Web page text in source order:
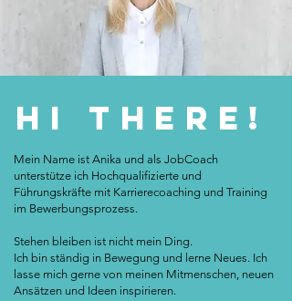
hi there!
Mein Name ist Anika und als JobCoach
unterstütze ich Hochqualifizierte und
Führungskräfte mit Karrierecoaching und Training
im Bewerbungsprozess.
Stehen bleiben ist nicht mein Ding.
Ich bin ständig in Bewegung und lerne Neues. Ich
lasse mich gerne von meinen Mitmenschen, neuen
Ansätzen und Ideen inspirieren.